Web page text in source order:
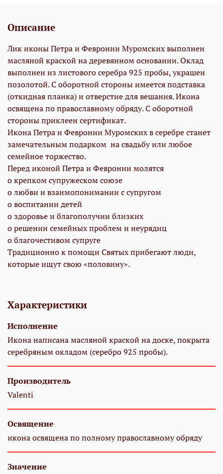
Описание
Лик иконы Петра и Февронии Муромских выполнен
масляной краской на деревянном основании. Оклад
выполнен из листового серебра 925 пробы, украшен
позолотой. С оборотной стороны имеется подставка
(откидная планка) и отверстие для вешания. Икона
освящена по православному обряду. С оборотной
стороны приклеен сертификат.
Икона Петра и Февронии Муромских в серебре станет
замечательным подарком на свадьбу или любое
семейное торжество.
Перед иконой Петра и Февронии молятся
о крепком супружеском союзе
о любви и взаимопонимании с супругом
о воспитании детей
о здоровье и благополучии близких
о решении семейных проблем и неурядиц
о благочестивом супруге
Традиционно к помощи Святых прибегают люди,
которые ищут свою «половину».
Характеристики
Исполнение
Икона написана масляной краской на доске, покрыта
серебряным окладом (серебро 925 пробы).
Производитель
Valenti
Освящение
икона освящена по полному православному обряду
Значение